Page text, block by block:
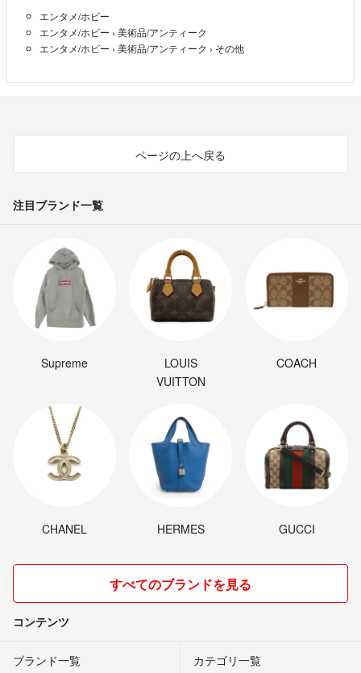
▼古物商許可番号
第621032200674号/大阪府公安委員会
▼適格請求書発行事業者登録番号
エンタメ/ホビー
エンタメ/ホビー › 美術品/アンティーク
エンタメ/ホビー › 美術品/アンティーク › その他
ページの上へ戻る
注目ブランド一覧
Supreme
LOUIS
VUITTON
COACH
CHANEL HERMES GUCCI
すべてのブランドを見る
コンテンツ
ブランド一覧 カテゴリ一覧